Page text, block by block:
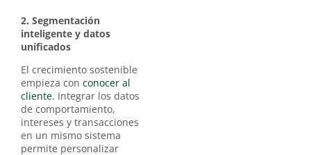
2. Segmentación
inteligente y datos
unificados
El crecimiento sostenible
empieza con conocer al
cliente. Integrar los datos
de comportamiento,
intereses y transacciones
en un mismo sistema
permite personalizar